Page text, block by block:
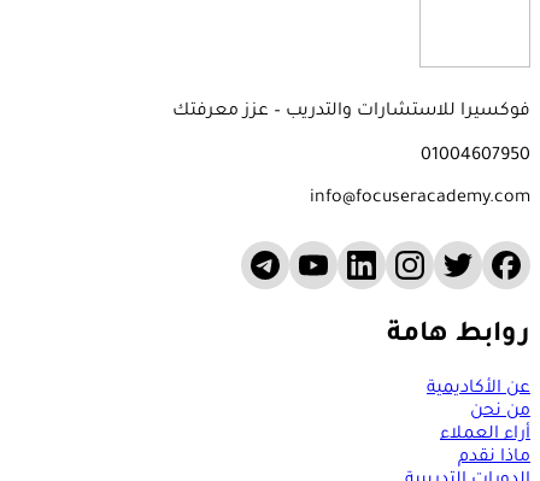
فوكسيرا للاستشارات والتدريب – عزز معرفتك
01004607950
info@focuseracademy.com
روابط هامة
عن الأكاديمية
من نحن
أراء العملاء
ماذا نقدم